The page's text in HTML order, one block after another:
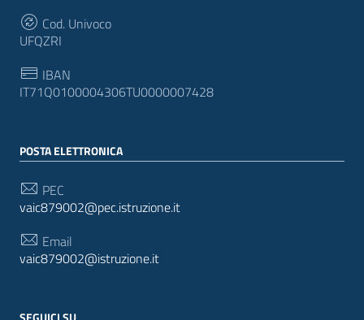
Cod. Univoco
UFQZRI
IBAN
IT71Q0100004306TU0000007428
POSTA ELETTRONICA
PEC
vaic879002@pec.istruzione.it
Email
vaic879002@istruzione.it